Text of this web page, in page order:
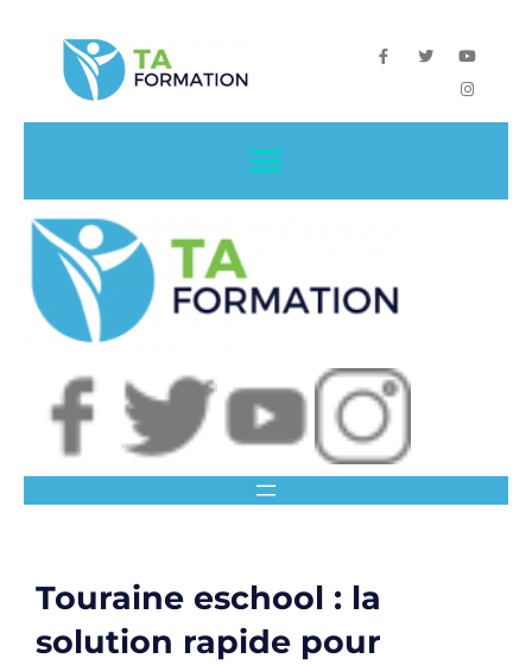
Touraine eschool : la
solution rapide pour